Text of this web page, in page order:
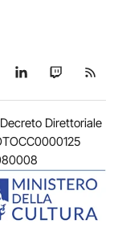
Telegram
su TikTok
Seguici su
Seguici
Direttoriale